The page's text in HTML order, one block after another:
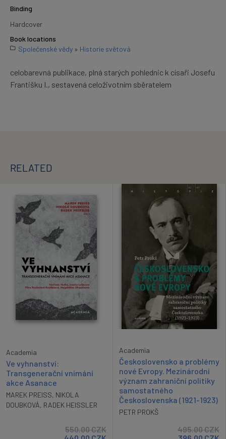
Binding
Hardcover
Book locations
Společenské vědy » Historie světová
celobarevná publikace, plná starých pohlednic k císaři Josefu
Františku I., sestavená celoživotním sběratelem
RELATED
Academia
Ve vyhnanství:
Transgenerační vnímání
akce Asanace
MAREK PREISS, NIKOLA
DOUBKOVÁ, RADEK HEISSLER
550.00CZK
Academia
Československo a problémy
nové Evropy. Mezinárodní
význam zahraniční politiky
samostatného
Československa (1921-1923)
PETR PROKŠ
495.00CZK